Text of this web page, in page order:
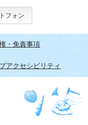
フォン
・免責事項
アクセシビリティ